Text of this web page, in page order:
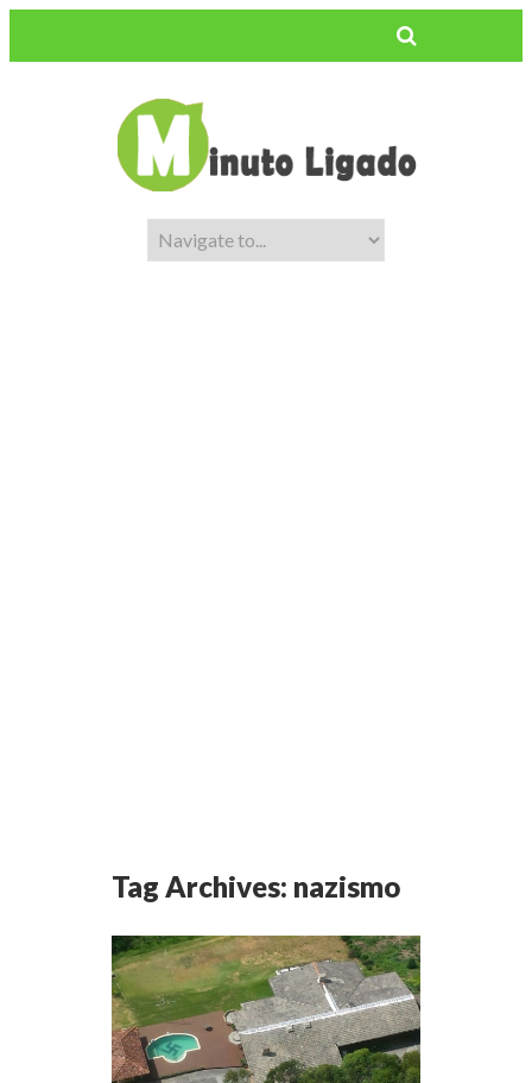
Tag Archives: nazismo